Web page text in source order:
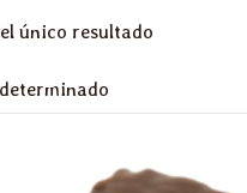
único resultado